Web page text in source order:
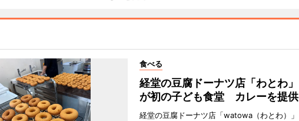
食べる
経堂の豆腐ドーナツ店「わとわ」
が初の子ども食堂 カレーを提供
経堂の豆腐ドーナツ店「watowa（わとわ）」